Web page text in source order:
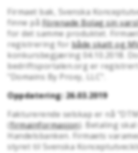
Firmaet bak, Svenska
finne påFörenade Bolag sin
for det samme produktet.
registrering forbåde skatt og
konkursbegjæring 04.10.2018.
bedriftsportalen.org er
"Domains By Proxy, LLC".
Oppdatering: 26.03.2019
Fakturerende selskap er nå
(firmainformasjon). Betaling
Handelsbanken. Firmaets
styret til Svenska